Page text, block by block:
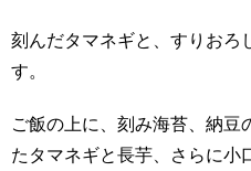
刻んだタマネギと、すりおろ
す。
ご飯の上に、刻み海苔、納
たタマネギと長芋、さらに